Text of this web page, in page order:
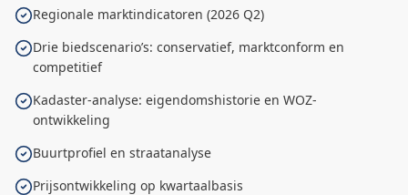
Regionale marktindicatoren (2026 Q2)
Drie biedscenario’s: conservatief, marktconform en
competitief
Kadaster-analyse: eigendomshistorie en WOZ-
ontwikkeling
Buurtprofiel en straatanalyse
Prijsontwikkeling op kwartaalbasis